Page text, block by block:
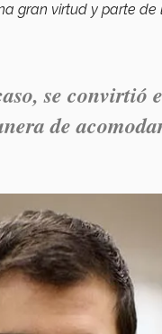
gran virtud y parte
se convirtió
de